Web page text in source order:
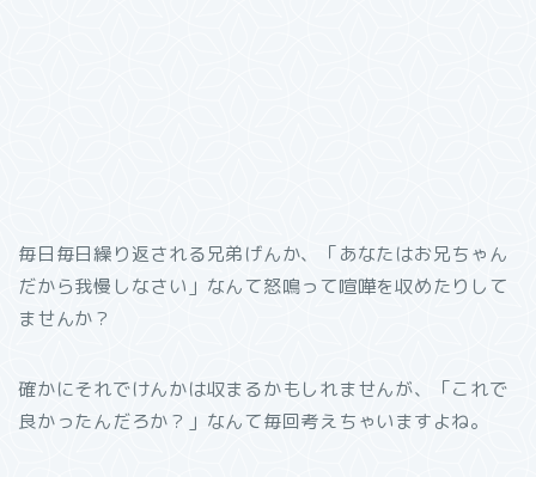
毎日毎日繰り返される兄弟げんか、「あなたはお兄ちゃん
だから我慢しなさい」なんて怒鳴って喧嘩を収めたりして
ませんか？
確かにそれでけんかは収まるかもしれませんが、「これで
良かったんだろか？」なんて毎回考えちゃいますよね。